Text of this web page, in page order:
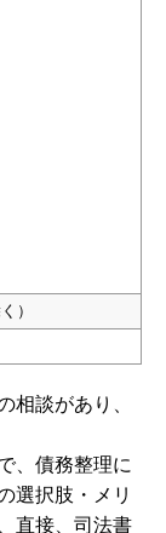
）
相談があり、
、債務整理に
選択肢・メリ
直接、司法書